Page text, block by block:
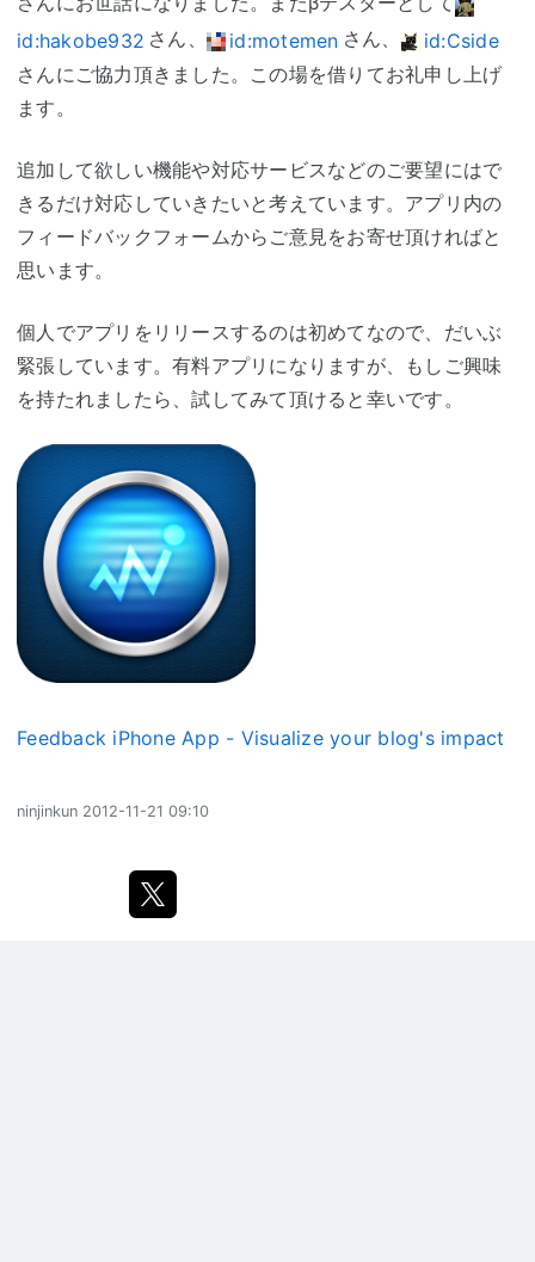
id:hakobe932 さん、 id:motemen さん、
id:Cside
さんにご協力頂きました。この場を借りてお礼申し上げ
ます。
追加して欲しい機能や対応サービスなどのご要望にはで
きるだけ対応していきたいと考えています。アプリ内の
フィードバックフォームからご意見をお寄せ頂ければと
思います。
個人でアプリをリリースするのは初めてなので、だいぶ
緊張しています。有料アプリになりますが、もしご興味
を持たれましたら、試してみて頂けると幸いです。
Feedback iPhone App - Visualize your blog's impact
ninjinkun 2012-11-21 09:10